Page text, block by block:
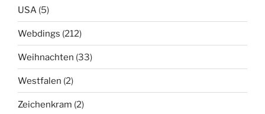
USA (5)
Webdings (212)
Weihnachten (33)
Westfalen (2)
Zeichenkram (2)